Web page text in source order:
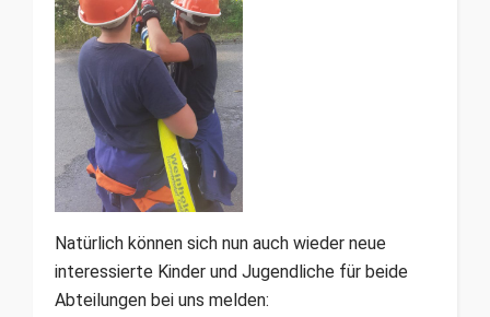
Natürlich können sich nun auch wieder neue
interessierte Kinder und Jugendliche für beide
Abteilungen bei uns melden: